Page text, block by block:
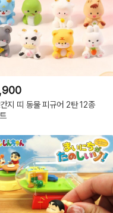
지 띠 동물 피규어 2탄 12종